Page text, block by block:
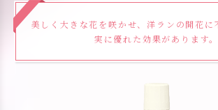
美しく大きな花を咲かせ、洋ランの開花に
実に優れた効果があります。